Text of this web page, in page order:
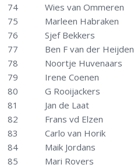
74
Wies van Ommeren
75
Marleen Habraken
76
Sjef Bekkers
77
Ben F van der Heijden
78
Noortje Huvenaars
79
Irene Coenen
80
G Rooijackers
81
Jan de Laat
82
Frans vd Elzen
83
Carlo van Horik
84
Maik Jordans
85
Mari Rovers